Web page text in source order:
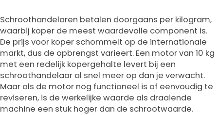
Schroothandelaren betalen doorgaans per kilogram,
waarbij koper de meest waardevolle component is.
De prijs voor koper schommelt op de internationale
markt, dus de opbrengst varieert. Een motor van 10 kg
met een redelijk kopergehalte levert bij een
schroothandelaar al snel meer op dan je verwacht.
Maar als de motor nog functioneel is of eenvoudig te
reviseren, is de werkelijke waarde als draaiende
machine een stuk hoger dan de schrootwaarde.